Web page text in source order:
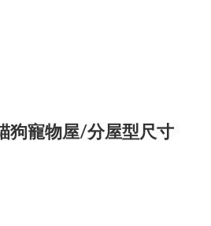
狗寵物屋/分屋型尺寸